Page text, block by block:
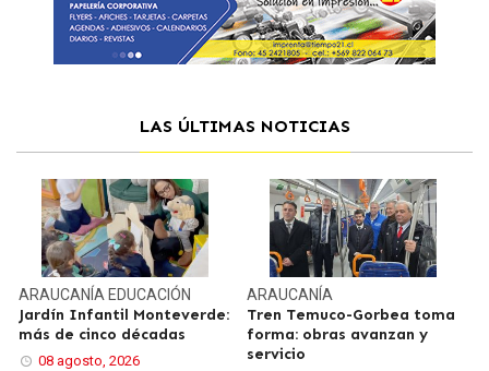
LAS ÚLTIMAS NOTICIAS
ARAUCANÍA EDUCACIÓN
Jardín Infantil Monteverde:
más de cinco décadas
08 agosto, 2026
ARAUCANÍA
Tren Temuco-Gorbea toma
forma: obras avanzan y
servicio